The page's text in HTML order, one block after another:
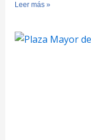
Leer más »